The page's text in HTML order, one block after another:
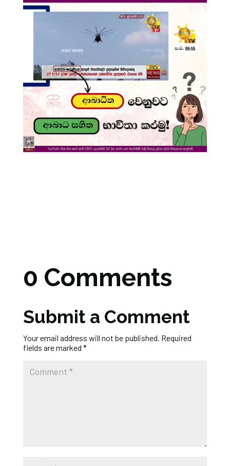
0 Comments
Submit a Comment
Your email address will not be published. Required
fields are marked *